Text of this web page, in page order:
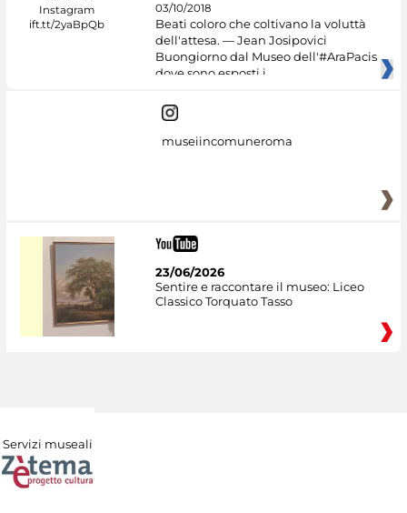
03/10/2018
Beati coloro che coltivano la voluttà
dell'attesa. — Jean Josipovici
Buongiorno dal Museo dell'#AraPacis
dove sono esposti i
museiincomuneroma
23/06/2026
Sentire e raccontare il museo: Liceo
Classico Torquato Tasso
Servizi museali